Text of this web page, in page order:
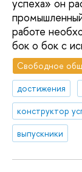
успеха» он
работе
бок о бок с
Свободное
достижения
конструктор
выпускники